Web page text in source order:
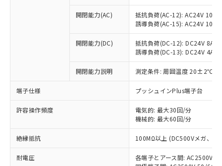
開閉能力(AC)
抵抗負荷(AC-12): AC24V 10A/
誘導負荷(AC-15): AC24V
開閉能力(DC)
抵抗負荷(DC-12): DC24V 8A/
誘導負荷(DC-13): DC24V 4A/
開閉能力説明 測定条件: 周囲温度 20±2℃、
端子仕様 プッシュインPlus端子台
許容操作頻度
電気的: 最大30回/分
機械的: 最大60回/分
絶縁抵抗 100MΩ以上 (DC500Vメガ、点
耐電圧
各端子とアース間: AC2500V
以下の条件をお読みいただき、同意のうえ
本サービスは、当社制御機器事業取扱
商品の当社在庫状況および標準価格
(税抜)を提供させていただくもので
当社制御機器事業取扱商品の中には、
本サービスの対象外となる商品もある
ことをご了承ください。
在庫状況および標準価格照会結果は、
記載している更新日時点での社内デー
タに基づき作成されるものであり、閲
準価格とは異なる場合があることをご
対応予定なし：EU RoHS指令（10物質）の
非含有に非対応の商品で、対応品を出す予
調査・確認中：EU RoHS指令（10物質）の
非含有の対応状況を調査中または確認中の
非該当品：ライセンス料など無形物で、有
害物質有無と関係のない商品です。
仕入先様の事情により、非含有部品として
いたものが、含有品と判明した場合などや
むを得ず変更することがあります。
*EU RoHS指令（10物質）：
鉛(Pb) 1000ppm以下、 水銀(Hg) 1000ppm以下、 カド
六価クロム(Cr(Ⅵ)) 1000ppm以下、ポリ臭化ビフェニル
「○」：最大均質材料含有率が中国RoHSの
基準値以下であることを示します。
「×」：最大均質材料含有率が中国RoHSの
基準値を超えていることを示します。
「－」：未確認です。当社販売部門へお問
当社は、これら貴社製品のうち、外国
為替および外国貿易法に定める商品
（以下｢規制貨物等」という）を輸出
または国外への提供する場合は、日本
国政府の輸出許可(または役務取引許
可)を取得するなどの必要な手続きを